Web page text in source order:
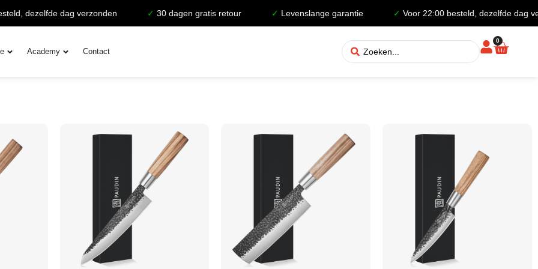
dezelfde dag verzonden 30 dagen gratis retour Levenslange garantie Voor 22:00 besteld, dezelfde dag
Academy Contact
0